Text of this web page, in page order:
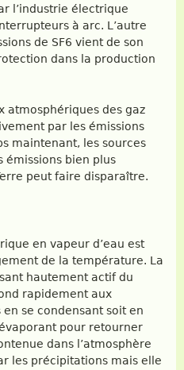
l’industrie électrique
à arc. L’autre
de SF6 vient de son
dans la production
atmosphériques des gaz
par les émissions
maintenant, les sources
émissions bien plus
peut faire disparaître.
en vapeur d’eau est
de la température. La
hautement actif du
rapidement aux
se condensant soit en
pour retourner
dans l’atmosphère
les précipitations mais elle